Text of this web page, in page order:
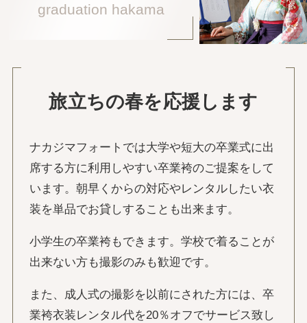
graduation hakama
旅立ちの春を応援します
ナカジマフォートでは大学や短大の卒業式に出
席する方に利用しやすい卒業袴のご提案をして
います。朝早くからの対応やレンタルしたい衣
装を単品でお貸しすることも出来ます。
小学生の卒業袴もできます。学校で着ることが
出来ない方も撮影のみも歓迎です。
また、成人式の撮影を以前にされた方には、卒
業袴衣装レンタル代を20％オフでサービス致し